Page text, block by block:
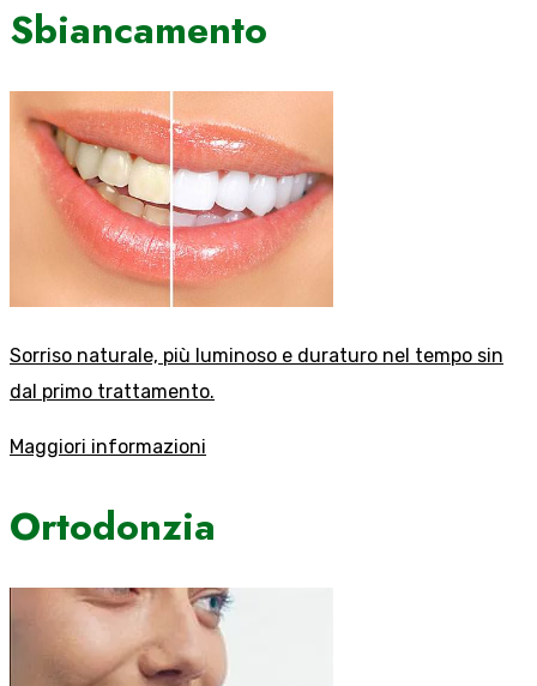
Sbiancamento
Sorriso naturale, più luminoso e duraturo nel tempo sin
dal primo trattamento.
Maggiori informazioni
Ortodonzia